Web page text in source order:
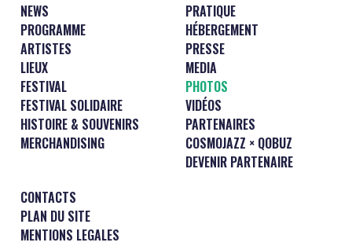
NEWS
PROGRAMME
ARTISTES
LIEUX
FESTIVAL
FESTIVAL SOLIDAIRE
HISTOIRE & SOUVENIRS
MERCHANDISING
PRATIQUE
HÉBERGEMENT
PRESSE
MEDIA
PHOTOS
VIDÉOS
PARTENAIRES
COSMOJAZZ × QOBUZ
DEVENIR PARTENAIRE
CONTACTS
PLAN DU SITE
MENTIONS LEGALES